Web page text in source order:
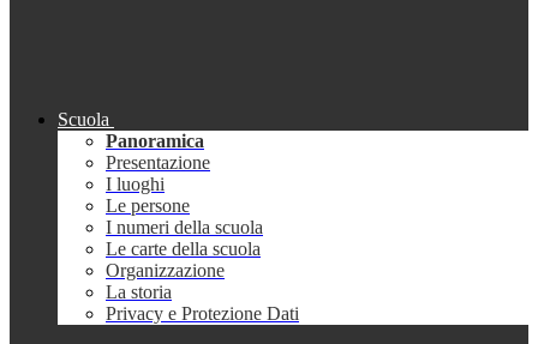
Scuola
Panoramica
Presentazione
I luoghi
Le persone
I numeri della scuola
Le carte della scuola
Organizzazione
La storia
Privacy e Protezione Dati